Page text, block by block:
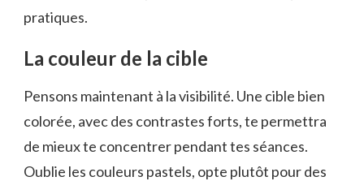
pratiques.
La couleur de la cible
Pensons maintenant à la visibilité. Une cible bien
colorée, avec des contrastes forts, te permettra
de mieux te concentrer pendant tes séances.
Oublie les couleurs pastels, opte plutôt pour des